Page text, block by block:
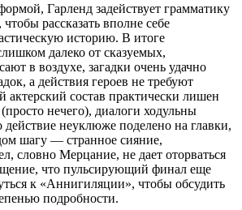
Гарленд задействует грамматику
рассказать вполне себе
историю. В итоге
далеко от сказуемых,
в воздухе, загадки очень удачно
а действия героев не требуют
актерский состав практически лишен
нечего), диалоги ходульны
действие неуклюже поделено на главки,
шагу — странное сияние,
словно Мерцание, не дает оторваться
что пульсирующий финал еще
к «Аннигиляции», чтобы обсудить
подробности.